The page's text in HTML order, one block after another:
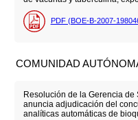
PDF (BOE-B-2007-
COMUNIDAD
Resolución de la Gerencia de
anuncia adjudicación del
analíticas automáticas de